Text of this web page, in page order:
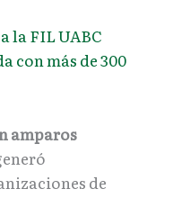
la FIL UABC
con más de 300
amparos
de